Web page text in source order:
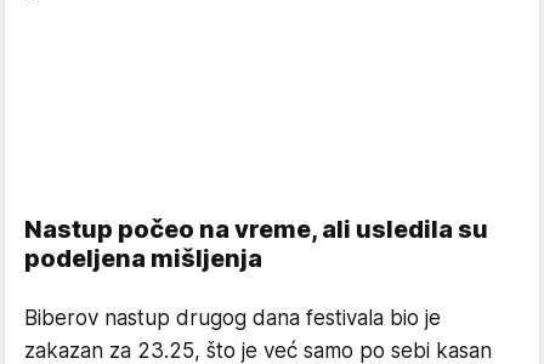
Nastup počeo na vreme, ali usledila su
podeljena mišljenja
Biberov nastup drugog dana festivala bio je
zakazan za 23.25, što je već samo po sebi kasan